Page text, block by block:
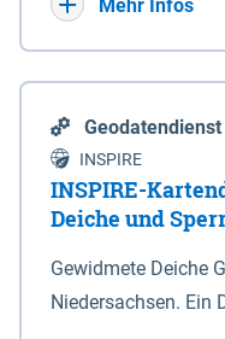
Mehr Infos
Geodatendienst
INSPIRE
INSPIRE-
Deiche und
Gewidmete Deiche
Niedersachsen. Ein